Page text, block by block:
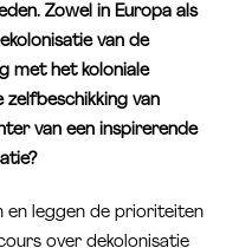
Zowel in Europa als
van de
met het koloniale
zelfbeschikking van
van een inspirerende
en leggen de prioriteiten
over dekolonisatie